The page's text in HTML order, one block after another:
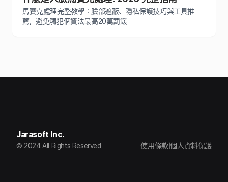
馬賽克處理完整教學：臉部遮蔽、隱私保護技巧與工具推
薦，避免觸犯個資法最高20萬罰鍰
Jarasoft Inc.
© 2024 All Rights Reserved 使用條款|個人資料保護